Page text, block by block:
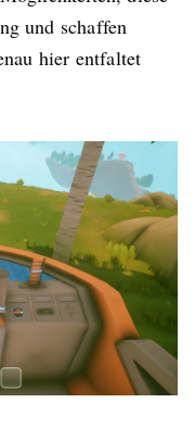
und schaffen
hier entfaltet